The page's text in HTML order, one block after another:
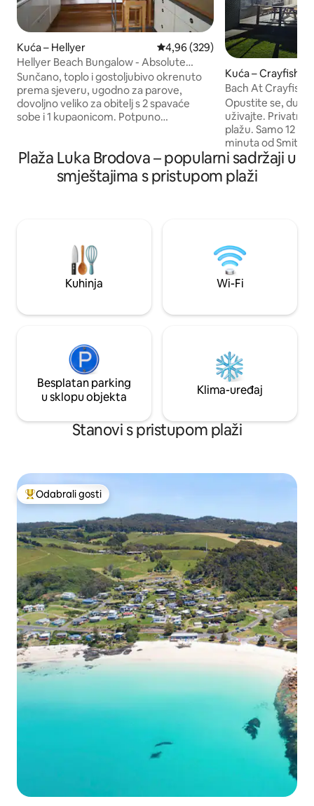
Kuća – Hellyer Prosječna ocjena: 4,96/5,
4,96 (329)
Hellyer Beach Bungalow - Absolute
Beachfront
Sunčano, toplo i gostoljubivo okrenuto
prema sjeveru, ugodno za parove,
dovoljno veliko za obitelj s 2 spavaće
sobe i 1 kupaonicom. Potpuno
izvrsne obroke. Tu je i mali vrt u kojem se
nalazi začinsko bilje i obično malo
sezonskog povrća. Apsolutna prednja
legendarnog okruženja na
sjeverozapadu.
Kuća – Crayfish
Bach At Crayfish
Opustite se, duge
uživajte. Privatni,
plažu. Samo 12 minuta od Stanleyja, 20
minuta od
supermarket. 25 minuta od Wynyarda.
Rockycape
samo 5 minuta.
Smješten uz
Creeku. Odmah
buka u prometu.
Plaža Luka Brodova – popularni sadržaji u
smještajima s pristupom plaži
Kuhinja Wi-Fi
Besplatan parking
u sklopu objekta
Klima-uređaj
Stanovi s pristupom plaži
Među najviše rangiranima s oznakom „Odabrali gosti”
Odabrali gosti